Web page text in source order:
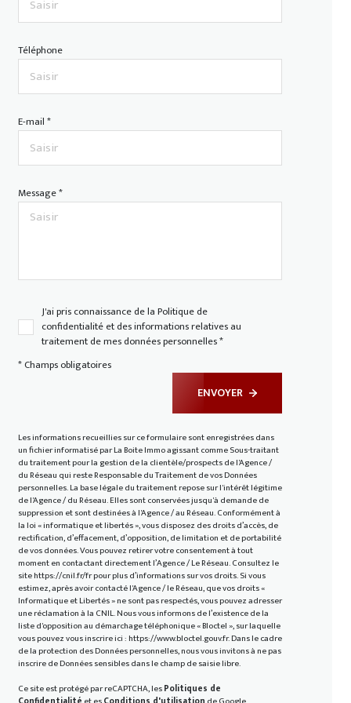
Téléphone
E-mail *
Message *
J'ai pris connaissance de la Politique de
confidentialité et des informations relatives au
traitement de mes données personnelles *
* Champs obligatoires
ENVOYER
Les informations recueillies sur ce formulaire sont enregistrées dans
un fichier informatisé par La Boite Immo agissant comme Sous-traitant
du traitement pour la gestion de la clientèle/prospects de l'Agence /
du Réseau qui reste Responsable du Traitement de vos Données
personnelles. La base légale du traitement repose sur l'intérêt légitime
de l'Agence / du Réseau. Elles sont conservées jusqu'à demande de
suppression et sont destinées à l'Agence / au Réseau. Conformément à
la loi « informatique et libertés », vous disposez des droits d’accès, de
rectification, d’effacement, d’opposition, de limitation et de portabilité
de vos données. Vous pouvez retirer votre consentement à tout
moment en contactant directement l’Agence / Le Réseau. Consultez le
sitehttps://cnil.fr/frpour plus d’informations sur vos droits. Si vous
estimez, après avoir contacté l'Agence / le Réseau, que vos droits «
Informatique et Libertés » ne sont pas respectés, vous pouvez adresser
une réclamation à la CNIL. Nous vous informons de l’existence de la
liste d'opposition au démarchage téléphonique « Bloctel », sur laquelle
vous pouvez vous inscrire ici :https://www.bloctel.gouv.fr. Dans le cadre
de la protection des Données personnelles, nous vous invitons à ne pas
inscrire de Données sensibles dans le champ de saisie libre.
Ce site est protégé par reCAPTCHA, lesPolitiques de